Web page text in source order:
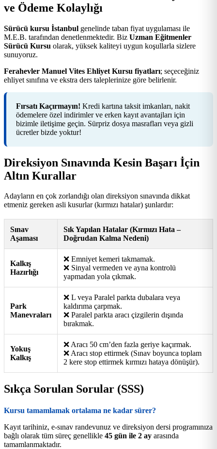
ve Ödeme Kolaylığı
Sürücü kursu İstanbul genelinde taban fiyat uygulaması ile
M.E.B. tarafından denetlenmektedir. Biz Uzman Eğitmenler
Sürücü Kursu olarak, yüksek kaliteyi uygun koşullarla sizlere
sunuyoruz.
Ferahevler Manuel Vites Ehliyet Kursu fiyatları; seçeceğiniz
ehliyet sınıfına ve ekstra ders taleplerinize göre belirlenir.
Fırsatı Kaçırmayın! Kredi kartına taksit imkanları, nakit
ödemelere özel indirimler ve erken kayıt avantajları için
bizimle iletişime geçin. Sürpriz dosya masrafları veya gizli
ücretler bizde yoktur!
Direksiyon Sınavında Kesin Başarı İçin
Altın Kurallar
Adayların en çok zorlandığı olan direksiyon sınavında dikkat
etmeniz gereken asli kusurlar (kırmızı hatalar) şunlardır:
Sınav
Aşaması
Sık Yapılan Hatalar (Kırmızı Hata –
Doğrudan Kalma Nedeni)
Kalkış
Hazırlığı
❌ Emniyet kemeri takmamak.
❌ Sinyal vermeden ve ayna kontrolü
yapmadan yola çıkmak.
Park
Manevraları
❌ L veya Paralel parkta dubalara veya
kaldırıma çarpmak.
❌ Paralel parkta aracı çizgilerin dışında
bırakmak.
Yokuş
Kalkış
❌ Aracı 50 cm’den fazla geriye kaçırmak.
❌ Aracı stop ettirmek (Sınav boyunca toplam
2 kere stop ettirmek kırmızı hataya dönüşür).
Sıkça Sorulan Sorular (SSS)
Kursu tamamlamak ortalama ne kadar sürer?
Kayıt tarihiniz, e-sınav randevunuz ve direksiyon dersi programınıza
bağlı olarak tüm süreç genellikle 45 gün ile 2 ay arasında
tamamlanmaktadır.